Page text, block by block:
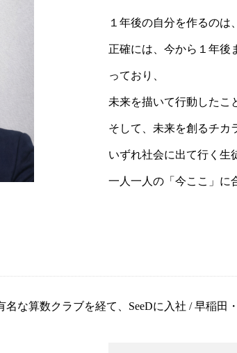
１年後の自分を作るのは
正確には、今から１年後
っており、
未来を描いて行動したこ
そして、未来を創るチカ
いずれ社会に出て行く生
一人一人の「今ここ」に
な算数クラブを経て、SeeDに入社 / 早稲